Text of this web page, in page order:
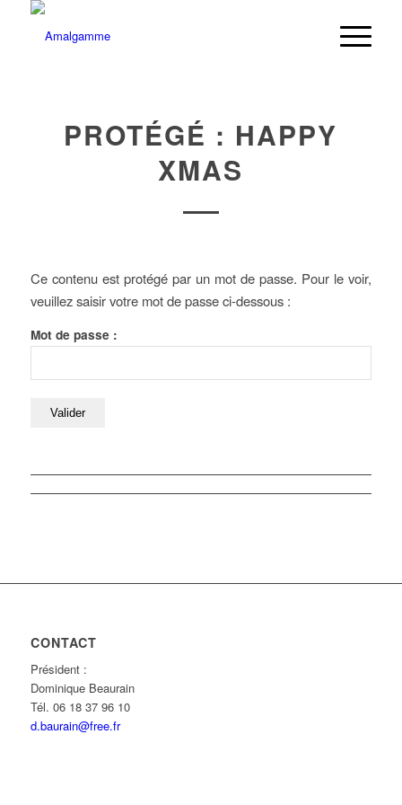
PROTÉGÉ : HAPPY
XMAS
Ce contenu est protégé par un mot de passe. Pour le voir,
veuillez saisir votre mot de passe ci-dessous :
Mot de passe :
CONTACT
Président :
Dominique Beaurain
Tél. 06 18 37 96 10
d.baurain@free.fr